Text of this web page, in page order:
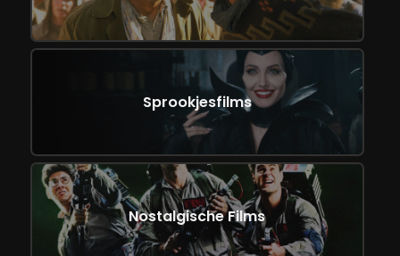
Sprookjesfilms
Nostalgische Films